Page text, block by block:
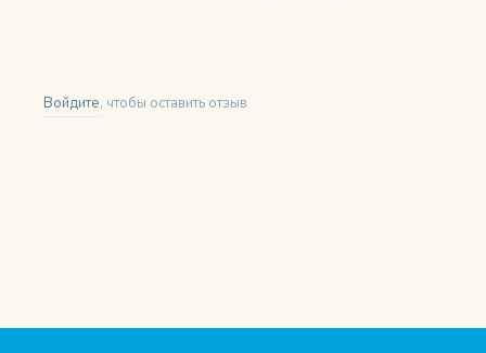
Войдите, чтобы оставить отзыв